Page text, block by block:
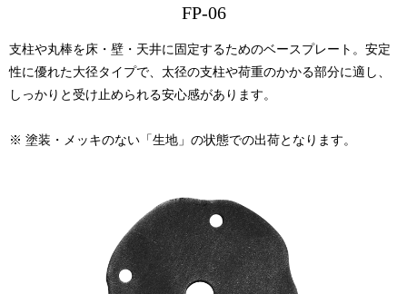
FP-06
支柱や丸棒を床・壁・天井に固定するためのベースプレート。安定
性に優れた大径タイプで、太径の支柱や荷重のかかる部分に適し、
しっかりと受け止められる安心感があります。
※ 塗装・メッキのない「生地」の状態での出荷となります。